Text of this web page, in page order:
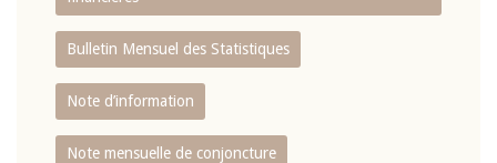
Bulletin Mensuel des Statistiques
Note d’information
Note mensuelle de conjoncture